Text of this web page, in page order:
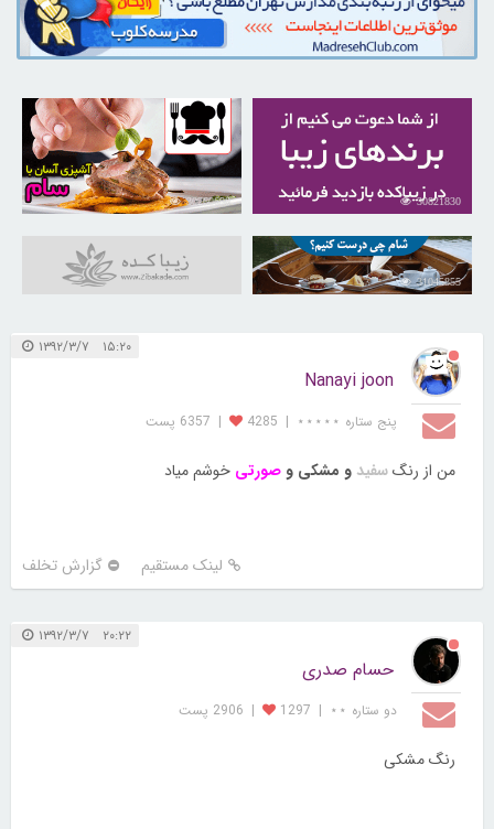
30821830
30260698
31045855
۱۵:۲۰ ۱۳۹۲/۳/۷
Nanayi joon
پنج ستاره ⋆⋆⋆⋆⋆ |
4285
| 6357 پست
من از رنگسفید و مشکی و صورتی خوشم میاد
لینک مستقیم گزارش تخلف
۲۰:۲۲ ۱۳۹۲/۳/۷
حسام صدری
دو ستاره ⋆⋆ |
1297
| 2906 پست
رنگ مشکی